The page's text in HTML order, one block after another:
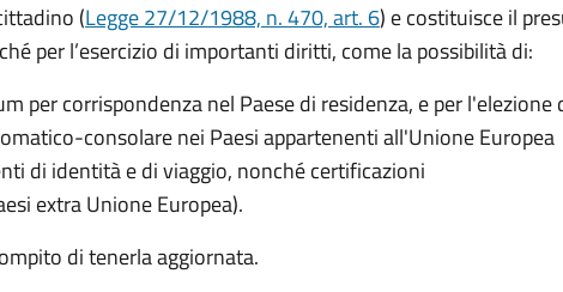
(Legge 27/12/1988, n. 470, art. 6) e costituisce il
per l’esercizio di importanti diritti, come la possibilità di:
per corrispondenza nel Paese di residenza, e per
consolare nei Paesi appartenenti all'Unione Europea
di identità e di viaggio, nonché certificazioni
extra Unione Europea).
di tenerla aggiornata.